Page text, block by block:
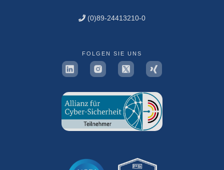
(0)89-24413210-0
FOLGEN SIE UNS